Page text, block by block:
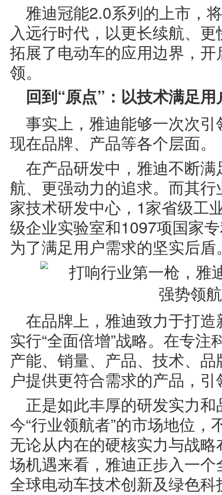
雅迪冠能2.0系列的上市，
入远行时代，以更长续航、
拓展了电动车的应用边界，
领。
回到“原点”：以技术满足
事实上，雅迪能够一次次
现在品牌、产品等各个层面。
在产品研发中，雅迪不断
航、更强动力的追求。而其
家技术研发中心，1家省级工
级企业实验室和1097项国家
为了满足用户需求的坚实后盾
在品牌上，雅迪致力于打
实行“全面倍增”战略。在专
产能、销量、产品、技术、
户提供更符合需求的产品，
正是如此丰厚的研发实力
今“行业领航者”的市场地位
无论从内在的硬核实力与战
场机遇来看，雅迪正步入一
全球电动车技术创新及绿色